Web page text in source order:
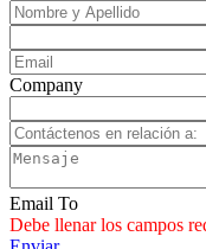
Company
Email To
Debe llenar los campos